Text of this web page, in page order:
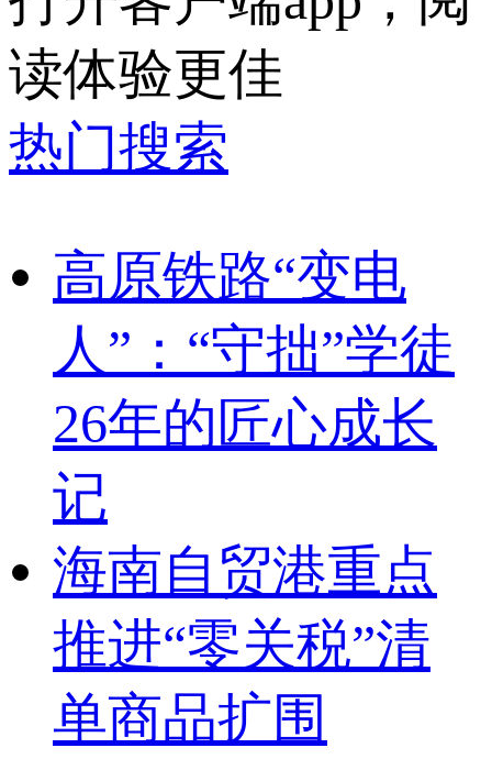
读体验更佳
热门搜索
高原铁路“变电
人”：“守拙”学徒
26年的匠心成长
记
海南自贸港重点
推进“零关税”清
单商品扩围